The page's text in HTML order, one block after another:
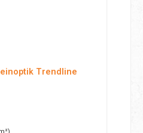
Trendline